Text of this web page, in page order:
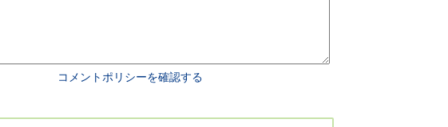
コメントポリシーを確認する